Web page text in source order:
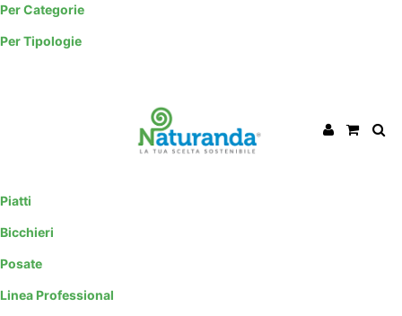
Per Categorie
Per Tipologie
Piatti
Bicchieri
Posate
Linea Professional